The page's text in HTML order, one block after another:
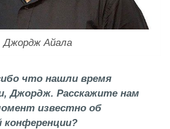
Джордж Айала
что нашли время
Джордж. Расскажите нам
известно об
конференции?